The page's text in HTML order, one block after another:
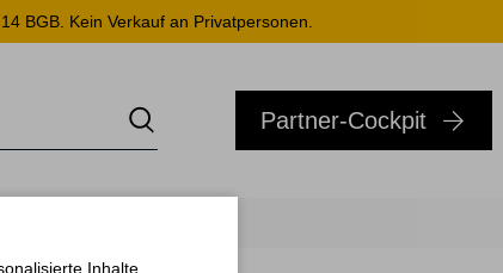
BGB. Kein Verkauf an Privatpersonen.
Partner-Cockpit
Inhalte